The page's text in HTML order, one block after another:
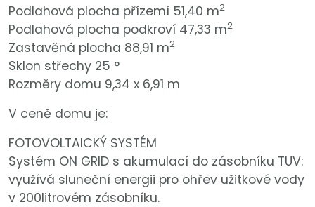
Podlahová plocha přízemí 51,40 m2
Podlahová plocha podkroví 47,33 m2
Zastavěná plocha 88,91 m2
Sklon střechy 25 °
Rozměry domu 9,34 x 6,91 m
V ceně domu je:
FOTOVOLTAIC­KÝ SYSTÉM
Systém ON GRID s akumulací do zásobníku TUV:
využívá sluneční energii pro ohřev užitkové vody
v 200litrovém zásobníku.